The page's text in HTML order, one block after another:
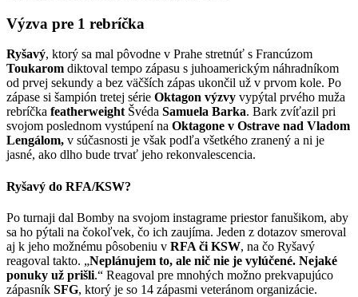
Výzva pre 1 rebríčka
Ryšavý, ktorý sa mal pôvodne v Prahe stretnúť s Francúzom
Toukarom diktoval tempo zápasu s juhoamerickým náhradníkom
od prvej sekundy a bez väčších zápas ukončil už v prvom kole. Po
zápase si šampión tretej série Oktagon výzvy vypýtal prvého muža
rebríčka featherweight Švéda Samuela Barka. Bark zvíťazil pri
svojom poslednom vystúpení na Oktagone v Ostrave nad Vladom
Lengálom, v súčasnosti je však podľa všetkého zranený a ni je
jasné, ako dlho bude trvať jeho rekonvalescencia.
Ryšavý do RFA/KSW?
Po turnaji dal Bomby na svojom instagrame priestor fanušikom, aby
sa ho pýtali na čokoľvek, čo ich zaujíma. Jeden z dotazov smeroval
aj k jeho možnému pôsobeniu v RFA či KSW, na čo Ryšavý
reagoval takto. „Neplánujem to, ale nič nie je vylúčené. Nejaké
ponuky už prišli.“ Reagoval pre mnohých možno prekvapujúco
zápasník SFG, ktorý je so 14 zápasmi veteránom organizácie.